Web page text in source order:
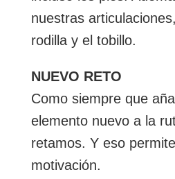
nuestras
rodilla y el tobillo.
NUEVO RETO
Como siempre que
elemento nuevo a la
retamos. Y eso
motivación.